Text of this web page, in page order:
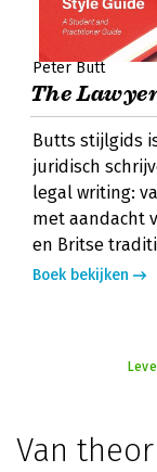
Peter Butt
The
Butts stijlgids
juridisch
legal writing:
met aandacht
en Britse
Boek bekijken
Van